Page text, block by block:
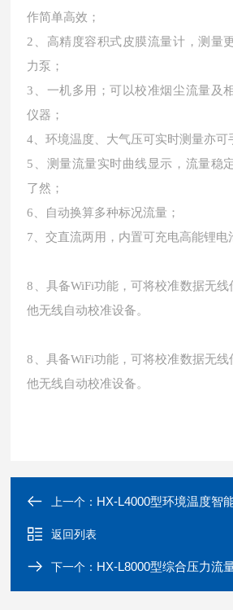
作简单高效；
2、高精度容积式皮膜流量计，测量
力泵；
3、一机多用；可以校准烟尘流量及
仪器；
4、环境温度、大气压可实时测量亦可
5、测量流量实时曲线显示，流量稳
了然；
6、自动换算多种标况流量；
7、交直流两用，内置可充电高能锂电
8、具备WiFi功能，可将校准数据无线
他无线自动校准设备。
8、具备WiFi功能，可将校准数据无线
他无线自动校准设备。
上一个： HX-L4000型环境温度智能综合
返回列表
下一个： HX-L8000型综合压力流量校准